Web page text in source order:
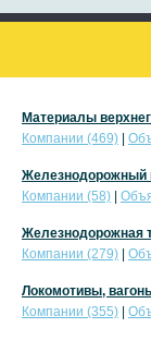
Материалы
Компании (469)
Железнодорожный
Компании (58)
Железнодорожная
Компании (279)
Локомотивы,
Компании (355)